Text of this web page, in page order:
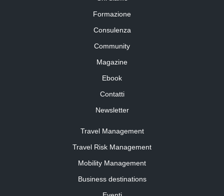
Formazione
Consulenza
Community
Magazine
Ebook
Contatti
Newsletter
Travel Management
Travel Risk Management
Mobility Management
Business destinations